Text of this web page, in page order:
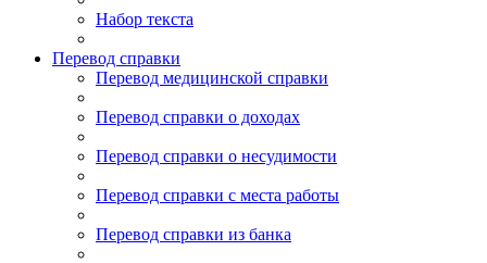
Набор текста
Перевод справки
Перевод медицинской справки
Перевод справки о доходах
Перевод справки о несудимости
Перевод справки с места работы
Перевод справки из банка